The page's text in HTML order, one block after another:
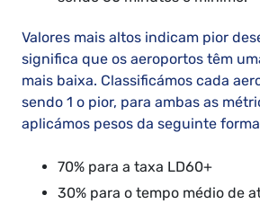
Valores mais altos indicam pior
significa que os aeroportos têm
mais baixa. Classificámos cada
sendo 1 o pior, para ambas as
aplicámos pesos da seguinte
70% para a taxa LD60+
30% para o tempo médio de